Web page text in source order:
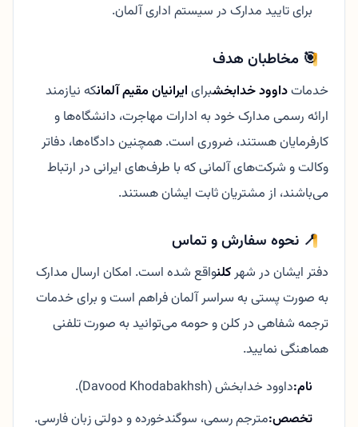
برای تایید مدارک در سیستم اداری آلمان.
🎯 مخاطبان هدف
خدماتداوود خدابخشبرایایرانیان مقیم آلمانکه نیازمند
ارائه رسمی مدارک خود به ادارات مهاجرت، دانشگاه‌ها و
کارفرمایان هستند، ضروری است. همچنین دادگاه‌ها، دفاتر
وکالت و شرکت‌های آلمانی که با طرف‌های ایرانی در ارتباط
می‌باشند، از مشتریان ثابت ایشان هستند.
📍 نحوه سفارش و تماس
دفتر ایشان در شهرکلنواقع شده است. امکان ارسال مدارک
به صورت پستی به سراسر آلمان فراهم است و برای خدمات
ترجمه شفاهی در کلن و حومه می‌توانید به صورت تلفنی
هماهنگی نمایید.
نام:داوود خدابخش (Davood Khodabakhsh).
تخصص:مترجم رسمی، سوگندخورده و دولتی زبان فارسی.